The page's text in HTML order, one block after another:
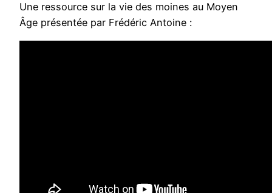
Une ressource sur la vie des moines au Moyen
Âge présentée par Frédéric Antoine :